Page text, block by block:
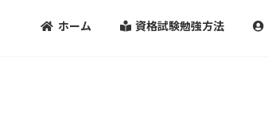
ホーム 資格試験勉強方法